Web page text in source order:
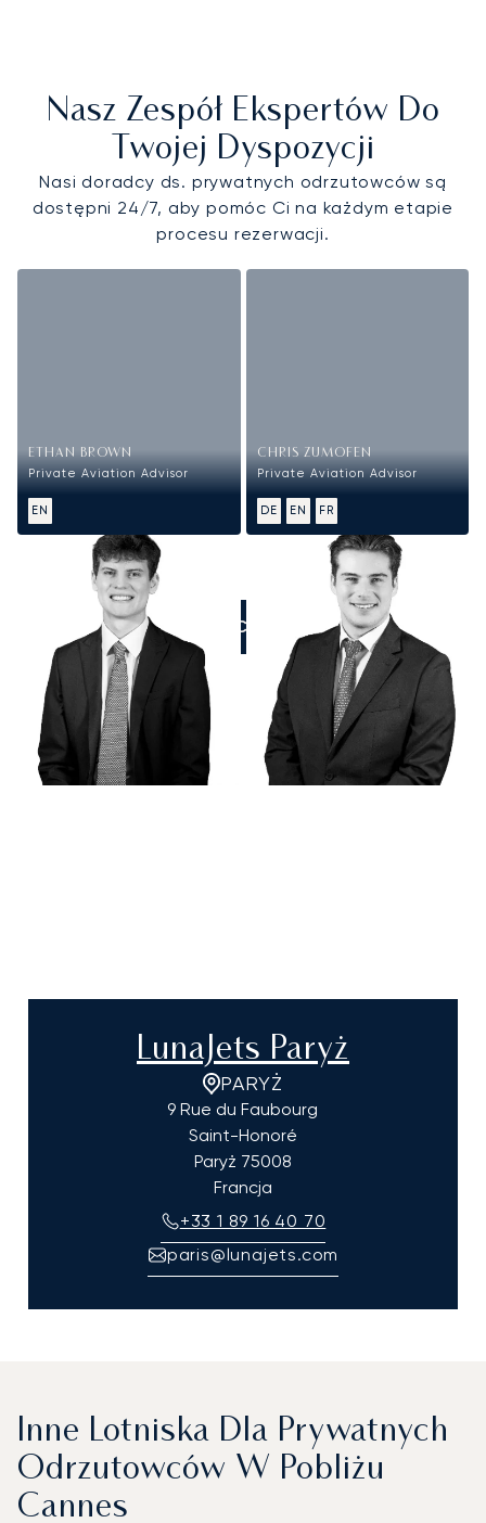
Nasz Zespół Ekspertów Do
Twojej Dyspozycji
Nasi doradcy ds. prywatnych odrzutowców są
dostępni 24/7, aby pomóc Ci na każdym etapie
procesu rezerwacji.
ETHAN BROWN
Private Aviation Advisor
EN
CHRIS ZUMOFEN
Private Aviation Advisor
DE EN FR
ZADZWOŃCIE DO NAS
LunaJets Paryż
PARYŻ
9 Rue du Faubourg
Saint-Honoré
Paryż 75008
Francja
+33 1 89 16 40 70
paris@lunajets.com
Inne Lotniska Dla Prywatnych
Odrzutowców W Pobliżu
Cannes